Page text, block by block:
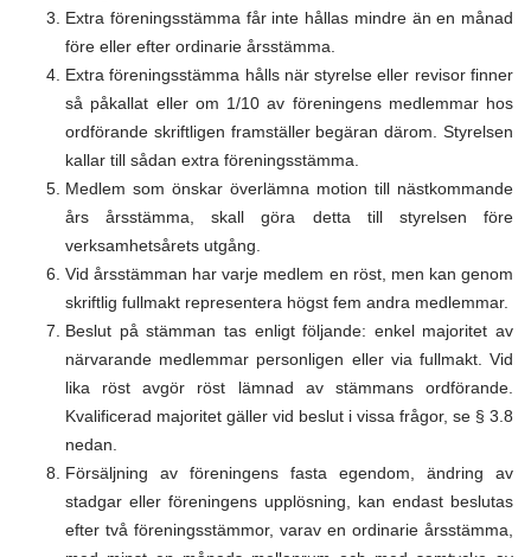
Extra föreningsstämma får inte hållas mindre än en månad
före eller efter ordinarie årsstämma.
Extra föreningsstämma hålls när styrelse eller revisor finner
så påkallat eller om 1/10 av föreningens medlemmar hos
ordförande skriftligen framställer begäran därom. Styrelsen
kallar till sådan extra föreningsstämma.
Medlem som önskar överlämna motion till nästkommande
års årsstämma, skall göra detta till styrelsen före
verksamhetsårets utgång.
Vid årsstämman har varje medlem en röst, men kan genom
skriftlig fullmakt representera högst fem andra medlemmar.
Beslut på stämman tas enligt följande: enkel majoritet av
närvarande medlemmar personligen eller via fullmakt. Vid
lika röst avgör röst lämnad av stämmans ordförande.
Kvalificerad majoritet gäller vid beslut i vissa frågor, se § 3.8
nedan.
Försäljning av föreningens fasta egendom, ändring av
stadgar eller föreningens upplösning, kan endast beslutas
efter två föreningsstämmor, varav en ordinarie årsstämma,